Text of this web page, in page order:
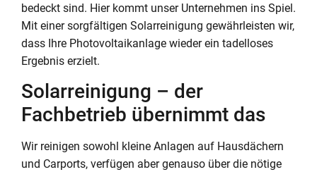
bedeckt sind. Hier kommt unser Unternehmen ins Spiel.
Mit einer sorgfältigen Solarreinigung gewährleisten wir,
dass Ihre Photovoltaikanlage wieder ein tadelloses
Ergebnis erzielt.
Solarreinigung – der
Fachbetrieb übernimmt das
Wir reinigen sowohl kleine Anlagen auf Hausdächern
und Carports, verfügen aber genauso über die nötige